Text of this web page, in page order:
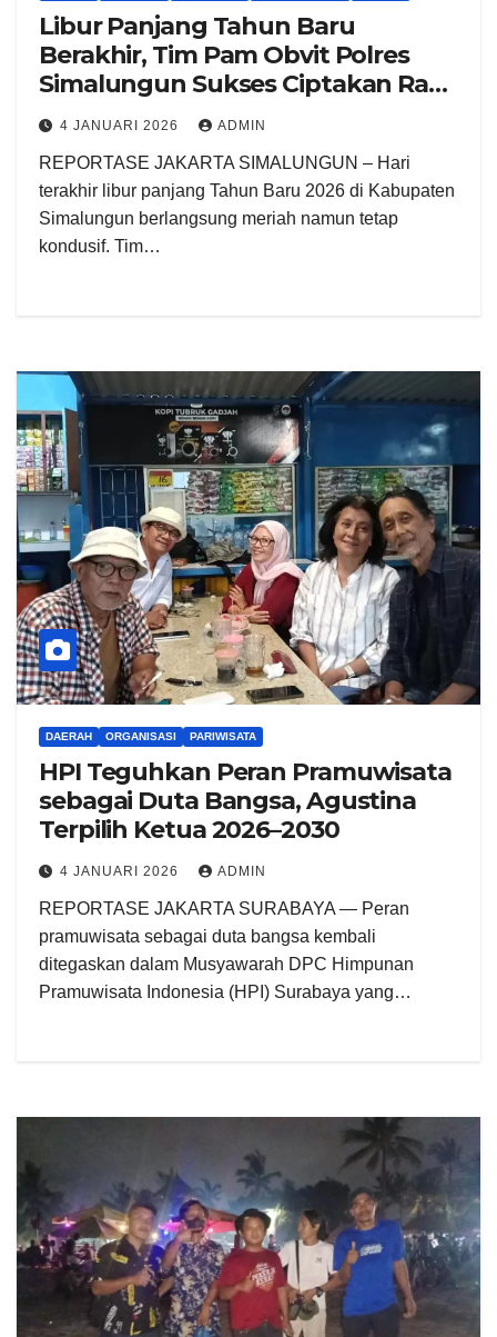
Libur Panjang Tahun Baru
Berakhir, Tim Pam Obvit Polres
Simalungun Sukses Ciptakan Rasa
Aman di 10 Destinasi Wisata
4 JANUARI 2026 ADMIN
REPORTASE JAKARTA SIMALUNGUN – Hari
terakhir libur panjang Tahun Baru 2026 di Kabupaten
Simalungun berlangsung meriah namun tetap
kondusif. Tim…
DAERAH ORGANISASI PARIWISATA
HPI Teguhkan Peran Pramuwisata
sebagai Duta Bangsa, Agustina
Terpilih Ketua 2026–2030 ‎
4 JANUARI 2026 ADMIN
‎REPORTASE JAKARTA SURABAYA‎ — Peran
pramuwisata sebagai duta bangsa kembali
ditegaskan dalam Musyawarah DPC Himpunan
Pramuwisata Indonesia (HPI) Surabaya yang…